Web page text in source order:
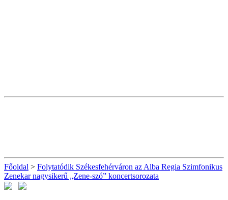
Főoldal > Folytatódik Székesfehérváron az Alba Regia Szimfonikus
Zenekar nagysikerű „Zene-szó” koncertsorozata